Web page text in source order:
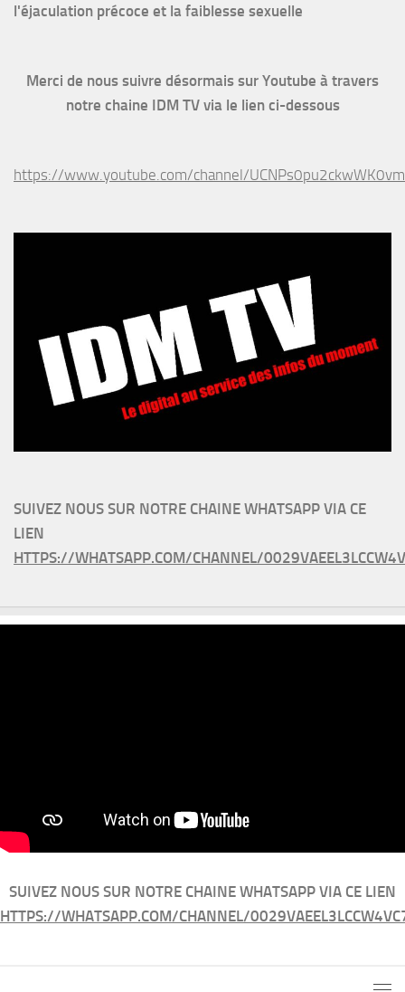
l'éjaculation précoce et la faiblesse sexuelle
Merci de nous suivre désormais sur Youtube à travers
notre chaine IDM TV via le lien ci-dessous
https://www.youtube.com/channel/
SUIVEZ NOUS SUR NOTRE CHAINE WHATSAPP VIA CE
LIEN
HTTPS://WHATSAPP.COM/CHANNEL/
SUIVEZ NOUS SUR NOTRE CHAINE WHATSAPP VIA CE LIEN
HTTPS://WHATSAPP.COM/CHANNEL/